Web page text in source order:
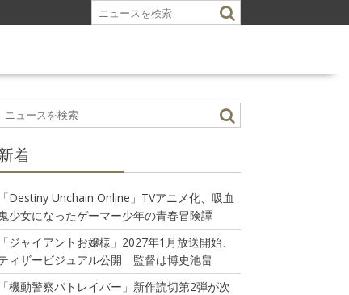
着
「Destiny Unchain Online」TVアニメ化、吸血
鬼少女になったゲーマー少年の青春冒険譚
「ジャイアントお嬢様」2027年1月放送開始、
ィザービジュアル公開 監督は博史池畠
「機動警察パトレイバー」新作読切第2弾が次